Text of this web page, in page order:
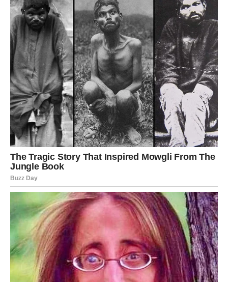
Ipak, sudbina sada vraća ono što je nepravedno oduzeto.
Veliko pomirenje dolazi u život Škorpije. Osoba iz
prošlosti, koja je ostavila ogromnu prazninu, ponovo će
se pojaviti. Ali ovoga puta situacija će biti potpuno
drugačija. Mnogo toga će biti jasnije, iskrenije i zrelije.
Škorpija će konačno čuti reči koje je dugo čekala.
Izvinjenje, priznanje emocija i želja za novim početkom
potpuno će promeniti tok događaja. Mnogi pripadnici
ovog znaka biće šokirani koliko će se brzo neke stvari
odigrati.
Oni koji su mislili da je zauvek kraj mogli bi da dobiju
drugu šansu za ljubav. I ne samo to – ovo pomirenje može
prerasti u veoma ozbiljan odnos.
Ali ljubav nije jedino što dolazi.
Škorpiji stižu i velike pare. Poslovne prilike koje su dugo
bile blokirane konačno se pokreću. Neko će dobiti priliku